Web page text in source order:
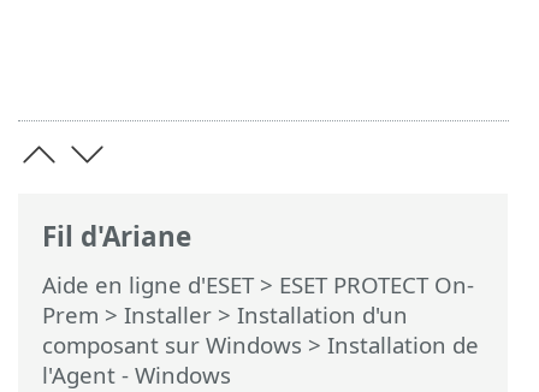
Fil d'Ariane
Aide en ligne d'ESET> ESET PROTECT On-
Prem > Installer > Installation d'un
composant sur Windows > Installation de
l'Agent - Windows